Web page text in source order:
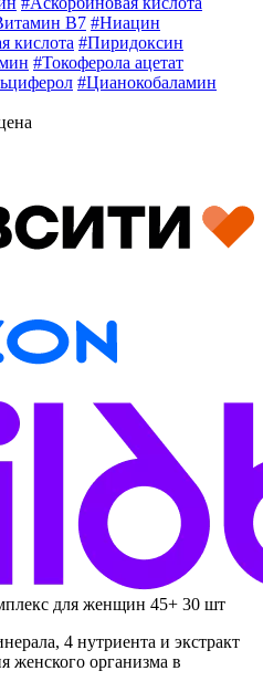
В7 #Ниацин
кислота #Пиридоксин
#Токоферола ацетат
#Цианокобаламин
для женщин 45+ 30 шт
4 нутриента и экстракт
женского организма в